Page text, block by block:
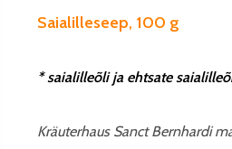
Saialilleseep, 100 g
* saialilleõli ja ehtsate
Kräuterhaus Sanct Bernhardi